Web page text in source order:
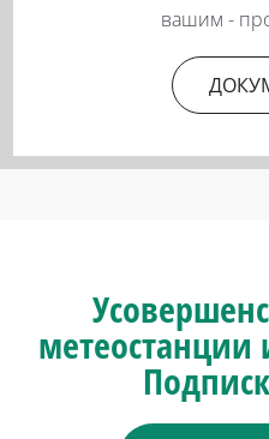
вашим -
метеостанции